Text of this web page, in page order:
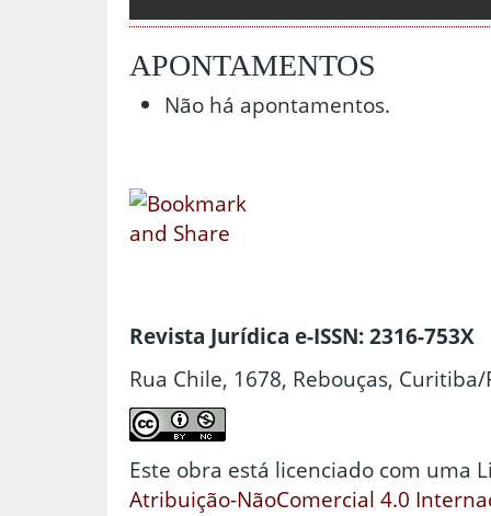
APONTAMENTOS
Não há apontamentos.
Revista Jurídica e-ISSN: 2316-753X
Rua Chile, 1678, Rebouças, Curitiba/
Este obra está licenciado com uma
Atribuição-NãoComercial 4.0